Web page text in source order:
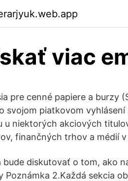
viac
pre cenné papiere a burzy
svojom piatkovom
u niektorých akciových
finančných trhov a médií
bude diskutovať o tom, ako
Poznámka 2.Každá sekcia